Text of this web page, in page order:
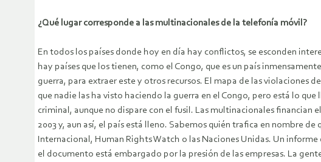
¿Qué lugar corresponde a las multinacionales de la telefonía móvil?
En todos los países donde hoy en día hay conflictos, se esconden
hay países que los tienen, como el Congo, que es un país
guerra, para extraer este y otros recursos. El mapa de las violaciones
que nadie las ha visto haciendo la guerra en el Congo, pero está lo
criminal, aunque no dispare con el fusil. Las multinacionales financian
2003 y, aun así, el país está lleno. Sabemos quién trafica en nombre
Internacional, Human Rights Watch o las Naciones Unidas. Un
el documento está embargado por la presión de las empresas. La